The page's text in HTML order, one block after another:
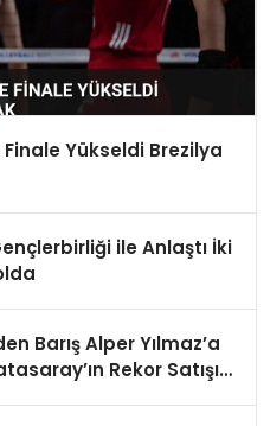
Finale Yükseldi Brezilya
ile Anlaştı İki
Barış Alper Yılmaz’a
Rekor Satışını